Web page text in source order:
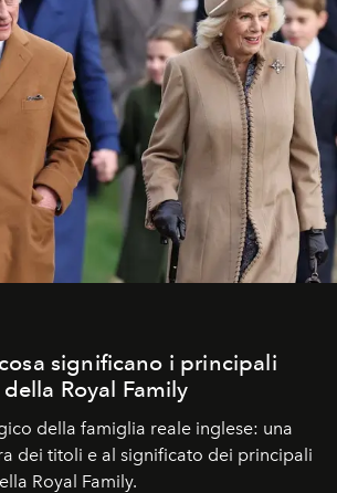
significano i principali
Royal Family
della famiglia reale inglese: una
dei titoli e al significato dei principali
Royal Family.